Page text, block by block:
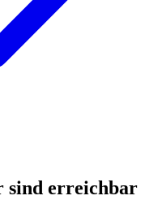
sind erreichbar